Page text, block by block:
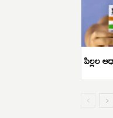
పిల్లల